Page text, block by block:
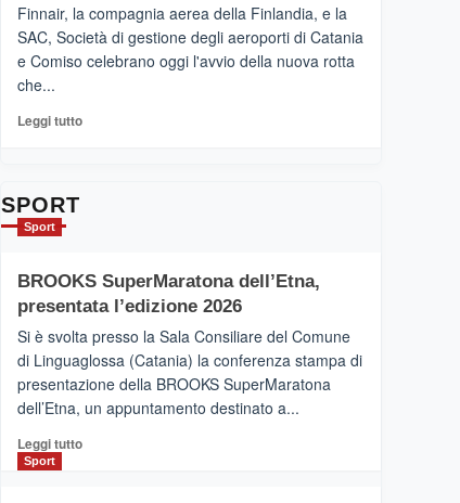
siamo
quasi….
pronti
dell’Etna
Finnair, la compagnia aerea della Finlandia, e la
SAC, Società di gestione degli aeroporti di Catania
e Comiso celebrano oggi l'avvio della nuova rotta
che...
Leggi tuttoLeggi
con
la
Al
via
i
collegamenti
SPORT
Sport
BROOKS SuperMaratona dell’Etna,
presentata l’edizione 2026
Si è svolta presso la Sala Consiliare del Comune
di Linguaglossa (Catania) la conferenza stampa di
presentazione della BROOKS SuperMaratona
dell’Etna, un appuntamento destinato a...
Leggi tuttoLeggi
Sport